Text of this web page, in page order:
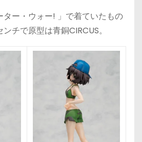
ー・ウォー! 」で着ていたもの
チで原型は青銅CIRCUS。